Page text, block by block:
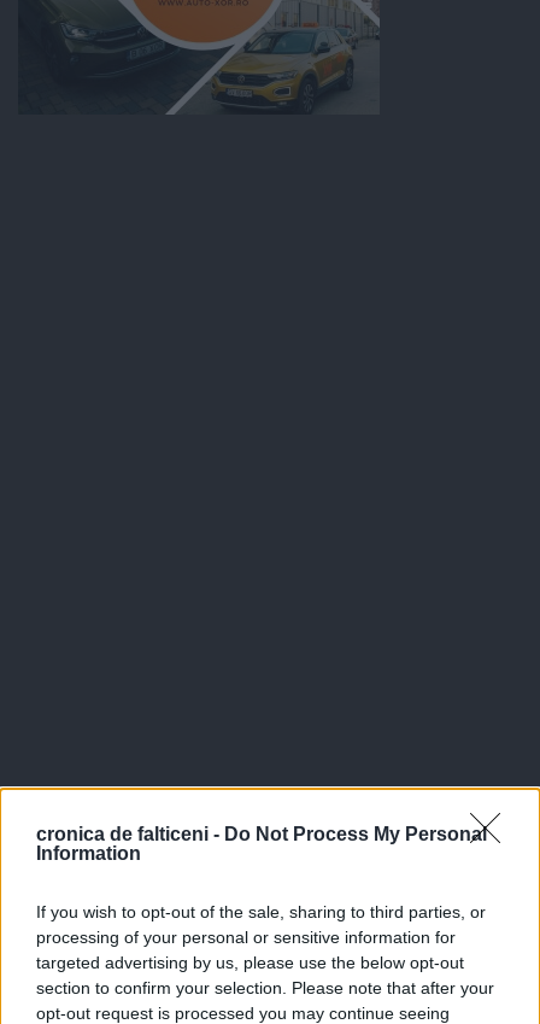
cronica de falticeni - Do Not Process My Personal
Information
If you wish to opt-out of the sale, sharing to third parties, or
processing of your personal or sensitive information for
targeted advertising by us, please use the below opt-out
section to confirm your selection. Please note that after your
opt-out request is processed you may continue seeing